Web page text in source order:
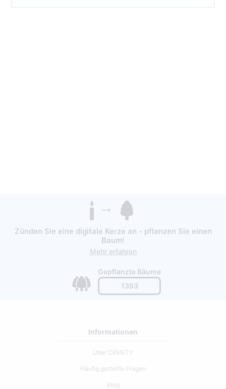
Zünden Sie eine digitale Kerze an - pflanzen Sie einen
Baum!
Mehr erfahren
Gepflanzte Bäume
1393
Informationen
Über CEMETY
Häufig gestellte Fragen
Blog